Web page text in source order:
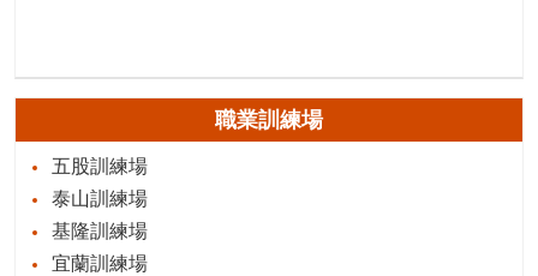
職業訓練場
五股訓練場
泰山訓練場
基隆訓練場
宜蘭訓練場